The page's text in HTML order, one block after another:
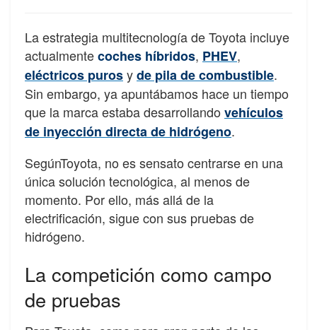
La estrategia multitecnología de Toyota incluye
actualmentecoches híbridos, PHEV,
eléctricos purosyde pila de combustible.
Sin embargo, ya apuntábamos hace un tiempo
que la marca estaba desarrollando vehículos
de inyección directa de hidrógeno.
SegúnToyota, no es sensato centrarse en una
única solución tecnológica, al menos de
momento. Por ello, más allá de la
electrificación, sigue con sus pruebas de
hidrógeno.
La competición como campo
de pruebas